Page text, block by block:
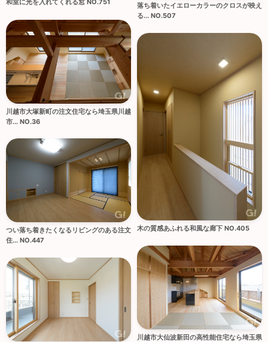
落ち着いたイエローカラーのクロスが映え
る... NO.507
和室に光を入れてくれる窓 NO.751
川越市大塚新町の注文住宅なら埼玉県川越
市... NO.36
木の質感あふれる和風な廊下 NO.405
つい落ち着きたくなるリビングのある注文
住... NO.447
川越市大仙波新田の高性能住宅なら埼玉県